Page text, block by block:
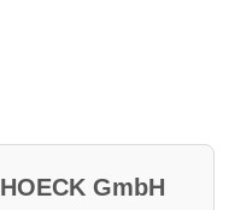
HOECK GmbH